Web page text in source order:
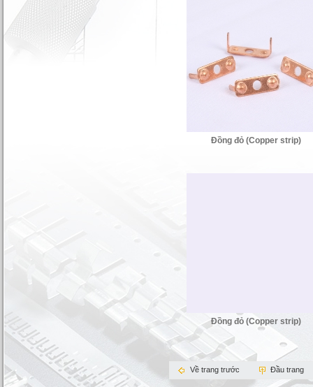
Đồng đỏ (Copper strip)
Đồng đỏ (Copper strip)
Về trang trước Đầu trang